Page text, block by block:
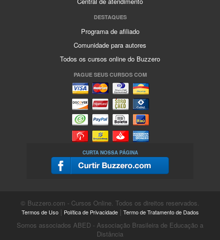
DESTAQUES
Programa de afiliado
Comunidade para autores
Todos os cursos online do Buzzero
PAGUE SEUS CURSOS COM
CURTA NOSSA PÁGINA
© Buzzero.com - Cursos Online. Todos os direitos reservados.
Termos de Uso| Política de Privacidade| Termo de Tratamento de Dados
Somos associados ABED - Associação Brasileira de Educação a
Distância